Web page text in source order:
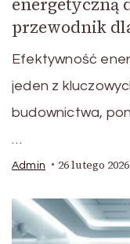
przewodnik
Efektywność
jeden z
budownictwa,
…
Admin 26 lutego 2026